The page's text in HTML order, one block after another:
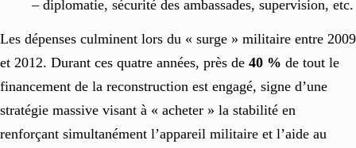
– diplomatie, sécurité des ambassades, supervision, etc.
Les dépenses culminent lors du « surge » militaire entre 2009
et 2012. Durant ces quatre années, près de 40 % de tout le
financement de la reconstruction est engagé, signe d’une
stratégie massive visant à « acheter » la stabilité en
renforçant simultanément l’appareil militaire et l’aide au